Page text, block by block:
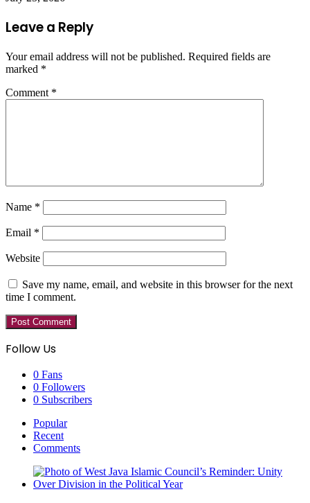
Leave a Reply
Your email address will not be published. Required fields are
marked *
Comment *
Name *
Email *
Website
Save my name, email, and website in this browser for the next
time I comment.
Follow Us
0 Fans
0 Followers
0 Subscribers
Popular
Recent
Comments